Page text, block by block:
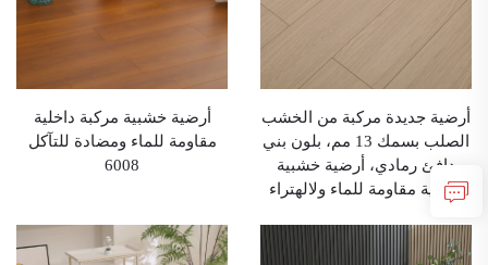
أرضية جديدة مركبة من الخشب
الصلب بسمك 13 مم، بلون بني
دافئ رمادي، أرضية خشبية
منزلية مقاومة للماء ولالهتراء
أرضية خشبية مركبة داخلية
مقاومة للماء ومضادة للتآكل
6008